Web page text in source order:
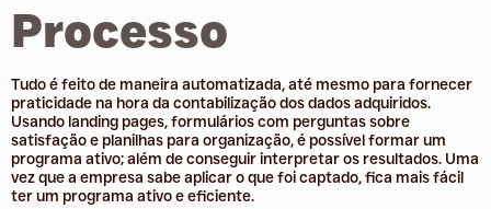
Processo
Tudo é feito de maneira automatizada, até mesmo para fornecer
praticidade na hora da contabilização dos dados adquiridos.
Usando landing pages, formulários com perguntas sobre
satisfação e planilhas para organização, é possível formar um
programa ativo; além de conseguir interpretar os resultados. Uma
vez que a empresa sabe aplicar o que foi captado, fica mais fácil
ter um programa ativo e eficiente.